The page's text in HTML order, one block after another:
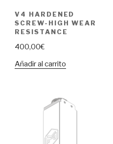
V4 HARDENED
SCREW-HIGH WEAR
RESISTANCE
400,00€
Añadir al carrito